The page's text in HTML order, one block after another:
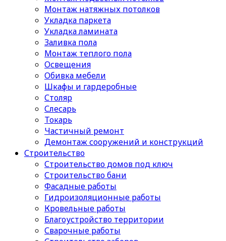
Монтаж натяжных потолков
Укладка паркета
Укладка ламината
Заливка пола
Монтаж теплого пола
Освещения
Обивка мебели
Шкафы и гардеробные
Столяр
Слесарь
Токарь
Частичный ремонт
Демонтаж сооружений и конструкций
Строительство
Строительство домов под ключ
Строительство бани
Фасадные работы
Гидроизоляционные работы
Кровельные работы
Благоустройство территории
Сварочные работы